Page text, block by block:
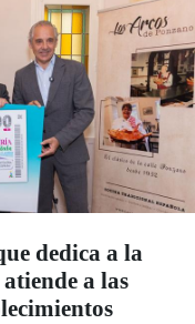
dedica a la
a las